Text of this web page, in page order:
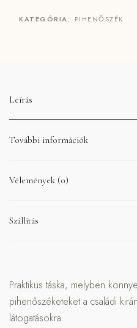
KATEGÓRIA: PIHENŐSZÉK
Leírás
További információk
Vélemények (0)
Szállítás
Praktikus táska, melyben
pihenőszéketeket a családi
látogatásokra.